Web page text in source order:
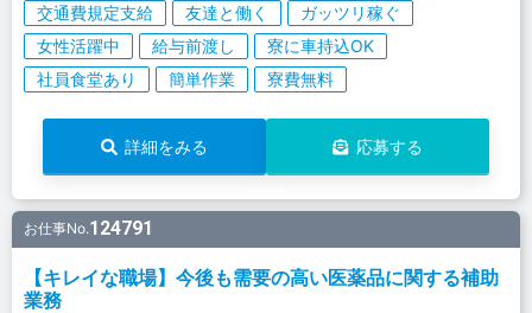
交通費規定支給
友達と働く
ガッツリ稼ぐ
女性活躍中
給与前渡し
寮に車持込OK
社員食堂あり
簡単作業 寮費無料
詳細をみる 応募する
お仕事No.124791
【キレイな職場】今後も需要の高い医薬品に関する補助
業務